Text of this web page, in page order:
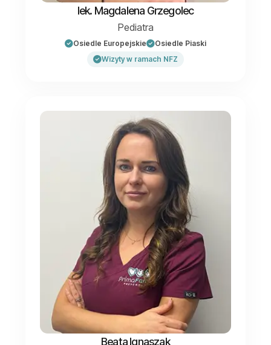
lek. Magdalena Grzegolec
Pediatra
Osiedle Europejskie
Osiedle Piaski
Wizyty w ramach NFZ
Beata Ignaszak